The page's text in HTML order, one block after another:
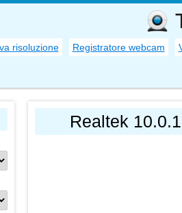
risoluzione Registratore webcam
Realtek